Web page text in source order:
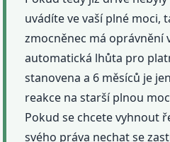
uvádíte ve vaší plné moci,
zmocněnec má oprávnění
automatická lhůta pro
stanovena a 6 měsíců je
reakce na starší plnou
Pokud se chcete vyhnout
svého práva nechat se